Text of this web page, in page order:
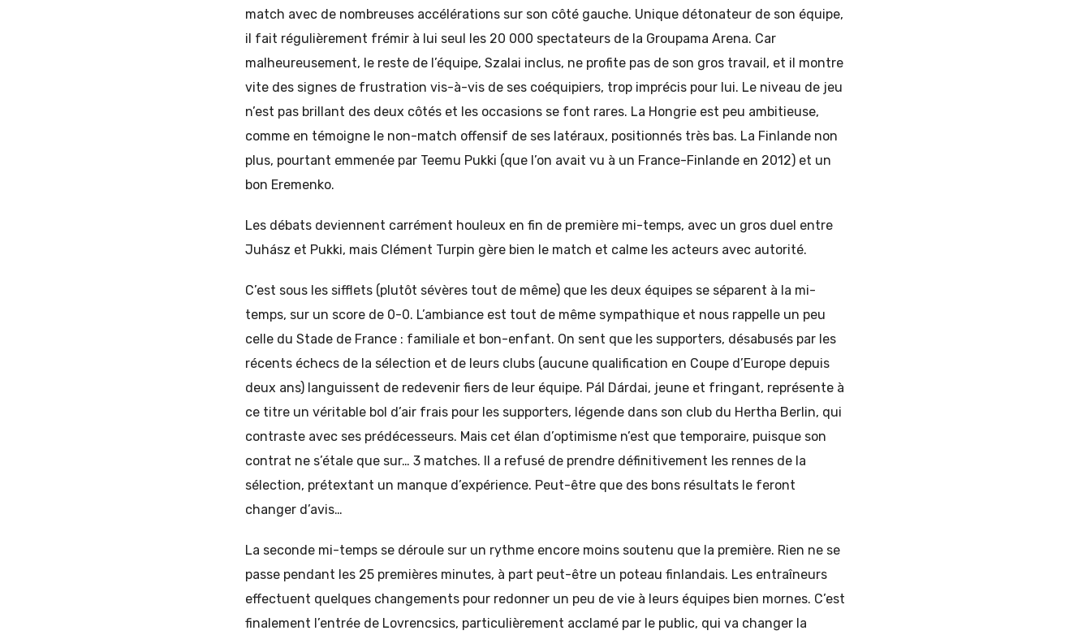
match avec de nombreuses accélérations sur son côté gauche. Unique détonateur de son équipe,
il fait régulièrement frémir à lui seul les 20 000 spectateurs de la Groupama Arena. Car
malheureusement, le reste de l’équipe, Szalai inclus, ne profite pas de son gros travail, et il montre
vite des signes de frustration vis-à-vis de ses coéquipiers, trop imprécis pour lui. Le niveau de jeu
n’est pas brillant des deux côtés et les occasions se font rares. La Hongrie est peu ambitieuse,
comme en témoigne le non-match offensif de ses latéraux, positionnés très bas. La Finlande non
plus, pourtant emmenée par Teemu Pukki (que l’on avait vu à un France-Finlande en 2012) et un
bon Eremenko.
Les débats deviennent carrément houleux en fin de première mi-temps, avec un gros duel entre
Juhász et Pukki, mais Clément Turpin gère bien le match et calme les acteurs avec autorité.
C’est sous les sifflets (plutôt sévères tout de même) que les deux équipes se séparent à la mi-
temps, sur un score de 0-0. L’ambiance est tout de même sympathique et nous rappelle un peu
celle du Stade de France : familiale et bon-enfant. On sent que les supporters, désabusés par les
récents échecs de la sélection et de leurs clubs (aucune qualification en Coupe d’Europe depuis
deux ans) languissent de redevenir fiers de leur équipe. Pál Dárdai, jeune et fringant, représente à
ce titre un véritable bol d’air frais pour les supporters, légende dans son club du Hertha Berlin, qui
contraste avec ses prédécesseurs. Mais cet élan d’optimisme n’est que temporaire, puisque son
contrat ne s’étale que sur… 3 matches. Il a refusé de prendre définitivement les rennes de la
sélection, prétextant un manque d’expérience. Peut-être que des bons résultats le feront
changer d’avis…
La seconde mi-temps se déroule sur un rythme encore moins soutenu que la première. Rien ne se
passe pendant les 25 premières minutes, à part peut-être un poteau finlandais. Les entraîneurs
effectuent quelques changements pour redonner un peu de vie à leurs équipes bien mornes. C’est
finalement l’entrée de Lovrencsics, particulièrement acclamé par le public, qui va changer la